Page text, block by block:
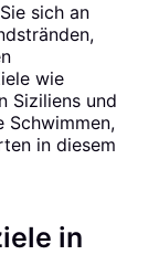
sich an
wie
Siziliens und
Schwimmen,
in diesem
in